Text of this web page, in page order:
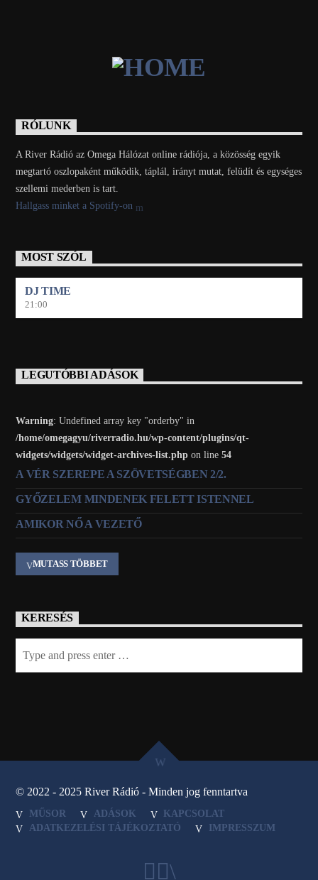
RÓLUNK
A River Rádió az Omega Hálózat online rádiója, a közösség egyik
megtartó oszlopaként működik, táplál, irányt mutat, felüdít és egységes
szellemi mederben is tart.
Hallgass minket a Spotify-on
MOST SZÓL
DJ TIME
21:00
LEGUTÓBBI ADÁSOK
Warning: Undefined array key "orderby" in
/home/omegagyu/riverradio.hu/wp-content/plugins/qt-
widgets/widgets/widget-archives-list.php on line54
A VÉR SZEREPE A SZÖVETSÉGBEN 2/2.
GYŐZELEM MINDENEK FELETT ISTENNEL
AMIKOR NŐ A VEZETŐ
MUTASS TÖBBET
KERESÉS
© 2022 - 2025 River Rádió - Minden jog fenntartva
MŰSOR ADÁSOK
KAPCSOLAT
ADATKEZELÉSI TÁJÉKOZTATÓ
IMPRESSZUM